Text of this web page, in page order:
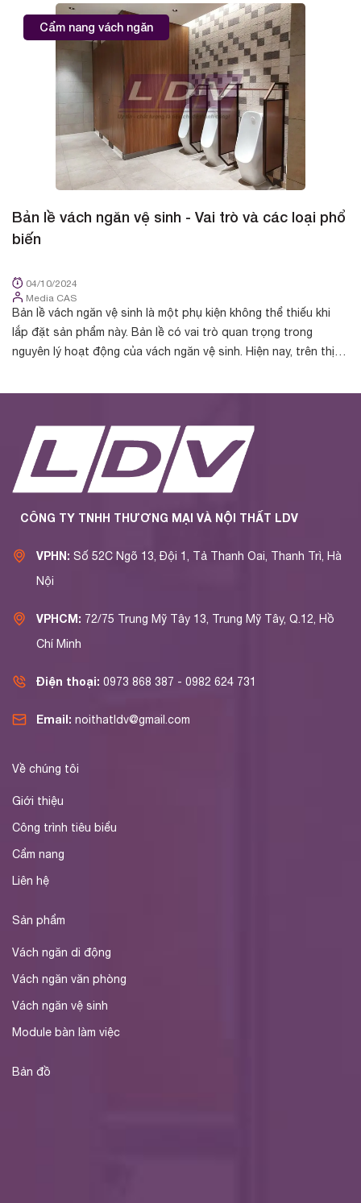
Cẩm nang vách ngăn
Bản lề vách ngăn vệ sinh - Vai trò và các loại phổ
biến
04/10/2024
Media CAS
Bản lề vách ngăn vệ sinh là một phụ kiện không thể thiếu khi
lắp đặt sản phẩm này. Bản lề có vai trò quan trọng trong
nguyên lý hoạt động của vách ngăn vệ sinh. Hiện nay, trên thị
CÔNG TY TNHH THƯƠNG MẠI VÀ NỘI THẤT LDV
VPHN: Số 52C Ngõ 13, Đội 1, Tả Thanh Oai, Thanh Trì, Hà
Nội
VPHCM: 72/75 Trung Mỹ Tây 13, Trung Mỹ Tây, Q.12, Hồ
Chí Minh
Điện thoại: 0973 868 387 - 0982 624 731
Email: noithatldv@gmail.com
Về chúng tôi
Giới thiệu
Công trình tiêu biểu
Cẩm nang
Liên hệ
Sản phẩm
Vách ngăn di động
Vách ngăn văn phòng
Vách ngăn vệ sinh
Module bàn làm việc
Bản đồ